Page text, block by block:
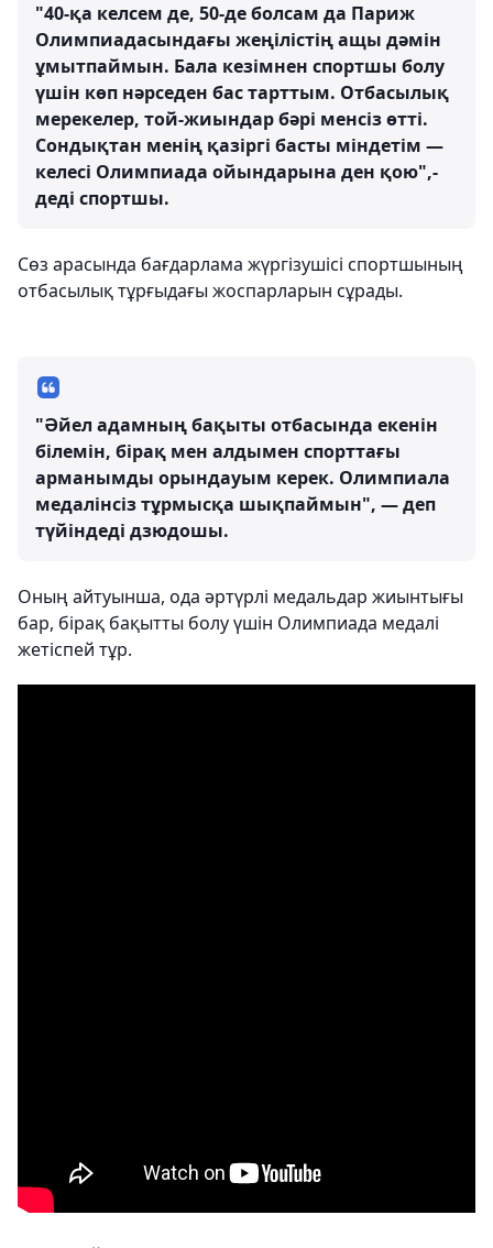
"40-қа келсем де, 50-де болсам да Париж
Олимпиадасындағы жеңілістің ащы дәмін
ұмытпаймын. Бала кезімнен спортшы болу
үшін көп нәрседен бас тарттым. Отбасылық
мерекелер, той-жиындар бәрі менсіз өтті.
Сондықтан менің қазіргі басты міндетім —
келесі Олимпиада ойындарына ден қою",-
деді спортшы.
Сөз арасында бағдарлама жүргізушісі спортшының
отбасылық тұрғыдағы жоспарларын сұрады.
"Әйел адамның бақыты отбасында екенін
білемін, бірақ мен алдымен спорттағы
арманымды орындауым керек. Олимпиала
медалінсіз тұрмысқа шықпаймын", — деп
түйіндеді дзюдошы.
Оның айтуынша, ода әртүрлі медальдар жиынтығы
бар, бірақ бақытты болу үшін Олимпиада медалі
жетіспей тұр.